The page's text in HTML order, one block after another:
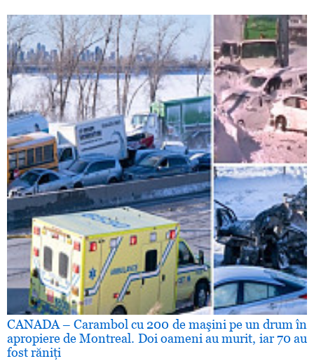
CANADA – Carambol cu 200 de maşini pe un drum în
apropiere de Montreal. Doi oameni au murit, iar 70 au
fost răniţi